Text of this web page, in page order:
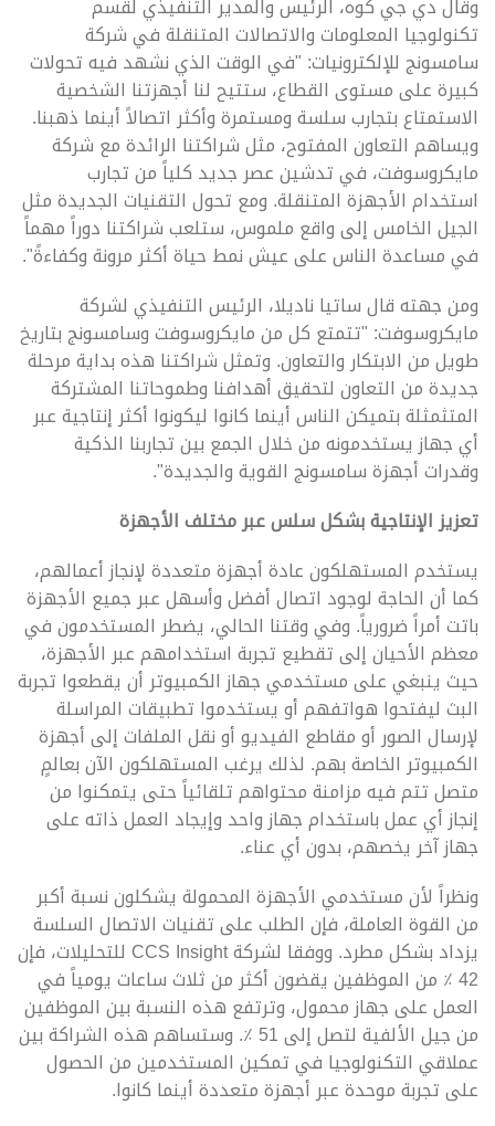
وقال دي جي كوه، الرئيس والمدير التنفيذي لقسم
تكنولوجيا المعلومات والاتصالات المتنقلة في شركة
سامسونج للإلكترونيات: "في الوقت الذي نشهد فيه تحولات
كبيرة على مستوى القطاع، ستتيح لنا أجهزتنا الشخصية
الاستمتاع بتجارب سلسة ومستمرة وأكثر اتصالاً أينما ذهبنا.
ويساهم التعاون المفتوح، مثل شراكتنا الرائدة مع شركة
مايكروسوفت، في تدشين عصر جديد كلياً من تجارب
استخدام الأجهزة المتنقلة. ومع تحول التقنيات الجديدة مثل
الجيل الخامس إلى واقع ملموس، ستلعب شراكتنا دوراً مهماً
في مساعدة الناس على عيش نمط حياة أكثر مرونة وكفاءةً".
ومن جهته قال ساتيا ناديلا، الرئيس التنفيذي لشركة
مايكروسوفت: "تتمتع كل من مايكروسوفت وسامسونج بتاريخ
طويل من الابتكار والتعاون. وتمثل شراكتنا هذه بداية مرحلة
جديدة من التعاون لتحقيق أهدافنا وطموحاتنا المشتركة
المتثمثلة بتميكن الناس أينما كانوا ليكونوا أكثر إنتاجية عبر
أي جهاز يستخدمونه من خلال الجمع بين تجاربنا الذكية
وقدرات أجهزة سامسونج القوية والجديدة".
تعزيز الإنتاجية بشكل سلس عبر مختلف الأجهزة
يستخدم المستهلكون عادة أجهزة متعددة لإنجاز أعمالهم،
كما أن الحاجة لوجود اتصال أفضل وأسهل عبر جميع الأجهزة
باتت أمراً ضرورياً. وفي وقتنا الحالي، يضطر المستخدمون في
معظم الأحيان إلى تقطيع تجربة استخدامهم عبر الأجهزة،
حيث ينبغي على مستخدمي جهاز الكمبيوتر أن يقطعوا تجربة
البث ليفتحوا هواتفهم أو يستخدموا تطبيقات المراسلة
لإرسال الصور أو مقاطع الفيديو أو نقل الملفات إلى أجهزة
الكمبيوتر الخاصة بهم. لذلك يرغب المستهلكون الآن بعالمٍ
متصل تتم فيه مزامنة محتواهم تلقائياً حتى يتمكنوا من
إنجاز أي عمل باستخدام جهاز واحد وإيجاد العمل ذاته على
جهاز آخر يخصهم، بدون أي عناء.
ونظراً لأن مستخدمي الأجهزة المحمولة يشكلون نسبة أكبر
من القوة العاملة، فإن الطلب على تقنيات الاتصال السلسة
يزداد بشكل مطرد. ووفقا لشركة CCS Insight للتحليلات، فإن
42 ٪ من الموظفين يقضون أكثر من ثلاث ساعات يومياً في
العمل على جهاز محمول، وترتفع هذه النسبة بين الموظفين
من جيل الألفية لتصل إلى 51 ٪. وستساهم هذه الشراكة بين
عملاقي التكنولوجيا في تمكين المستخدمين من الحصول
على تجربة موحدة عبر أجهزة متعددة أينما كانوا.